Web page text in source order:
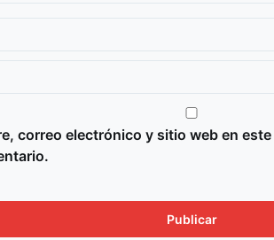
correo electrónico y sitio web en